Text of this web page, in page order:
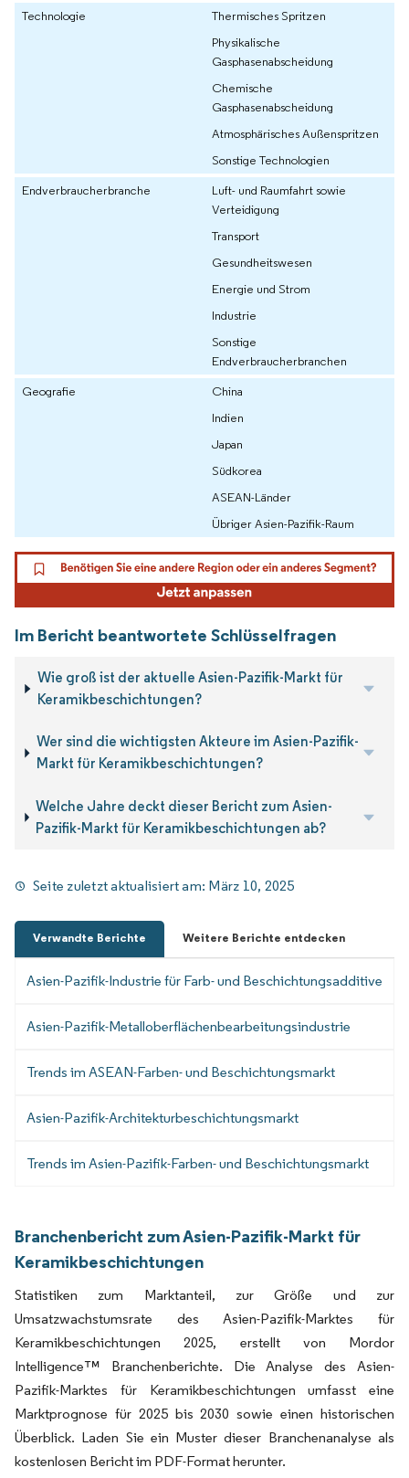
Technologie
Thermisches Spritzen
Physikalische
Gasphasenabscheidung
Chemische
Gasphasenabscheidung
Atmosphärisches Außenspritzen
Sonstige Technologien
Endverbraucherbranche
Luft- und Raumfahrt sowie
Verteidigung
Transport
Gesundheitswesen
Energie und Strom
Industrie
Sonstige
Endverbraucherbranchen
Geografie
China
Indien
Japan
Südkorea
ASEAN-Länder
Übriger Asien-Pazifik-Raum
Im Bericht beantwortete Schlüsselfragen
Wie groß ist der aktuelle Asien-Pazifik-Markt für
Keramikbeschichtungen?
Wer sind die wichtigsten Akteure im Asien-Pazifik-
Markt für Keramikbeschichtungen?
Welche Jahre deckt dieser Bericht zum Asien-
Pazifik-Markt für Keramikbeschichtungen ab?
Seite zuletzt aktualisiert am: März 10, 2025
Verwandte Berichte Weitere Berichte entdecken
Asien-Pazifik-Industrie für Farb- und Beschichtungsadditive
Asien-Pazifik-Metalloberflächenbearbeitungsindustrie
Trends im ASEAN-Farben- und Beschichtungsmarkt
Asien-Pazifik-Architekturbeschichtungsmarkt
Trends im Asien-Pazifik-Farben- und Beschichtungsmarkt
Branchenbericht zum Asien-Pazifik-Markt für
Keramikbeschichtungen
Statistiken zum Marktanteil, zur Größe und zur
Umsatzwachstumsrate des Asien-Pazifik-Marktes für
Keramikbeschichtungen 2025, erstellt von Mordor
Intelligence™ Branchenberichte. Die Analyse des Asien-
Pazifik-Marktes für Keramikbeschichtungen umfasst eine
Marktprognose für 2025 bis 2030 sowie einen historischen
Überblick. Laden Sie ein Muster dieser Branchenanalyse als
kostenlosen Bericht im PDF-Format herunter.